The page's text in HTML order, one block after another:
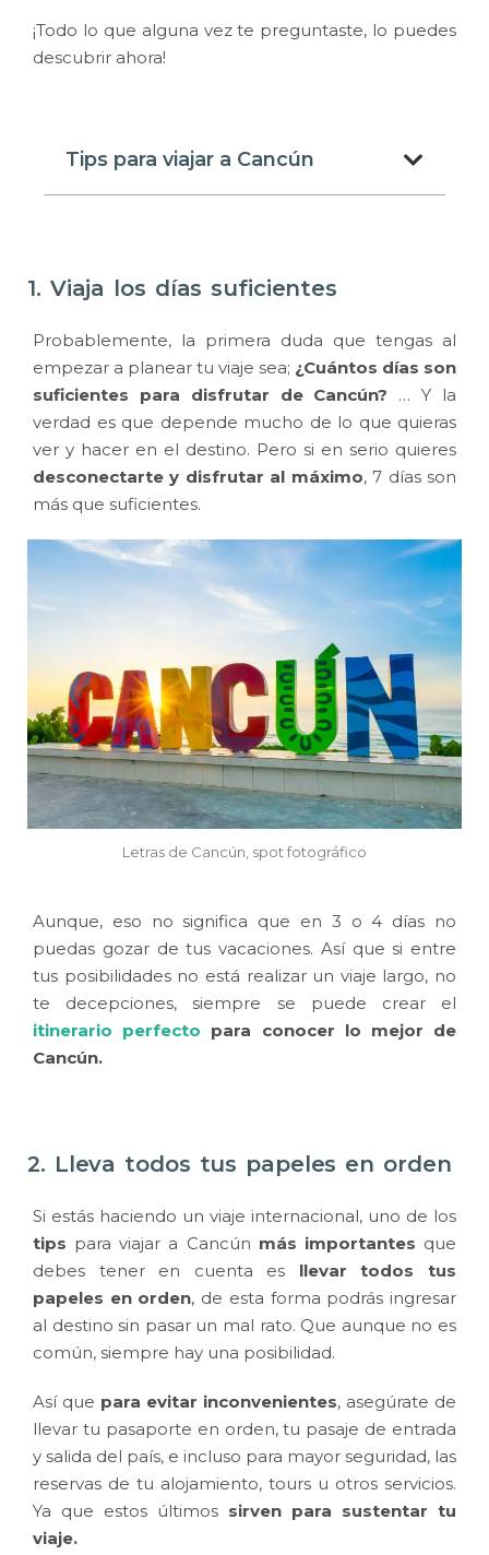
¡Todo lo que alguna vez te preguntaste, lo puedes
descubrir ahora!
Tips para viajar a Cancún
1. Viaja los días suficientes
Probablemente, la primera duda que tengas al
empezar a planear tu viaje sea; ¿Cuántos días son
suficientes para disfrutar de Cancún? … Y la
verdad es que depende mucho de lo que quieras
ver y hacer en el destino. Pero si en serio quieres
desconectarte y disfrutar al máximo, 7 días son
más que suficientes.
Letras de Cancún, spot fotográfico
Aunque, eso no significa que en 3 o 4 días no
puedas gozar de tus vacaciones. Así que si entre
tus posibilidades no está realizar un viaje largo, no
te decepciones, siempre se puede crear el
itinerario perfecto para
conocer lo mejor de
Cancún.
2. Lleva todos tus papeles en orden
Si estás haciendo un viaje internacional, uno de los
tips para viajar a Cancún más importantes que
debes tener en cuenta es llevar todos tus
papeles en orden, de esta forma podrás ingresar
al destino sin pasar un mal rato. Que aunque no es
común, siempre hay una posibilidad.
Así que para evitar inconvenientes, asegúrate de
llevar tu pasaporte en orden, tu pasaje de entrada
y salida del país, e incluso para mayor seguridad, las
reservas de tu alojamiento, tours u otros servicios.
Ya que estos últimos sirven para sustentar tu
viaje.